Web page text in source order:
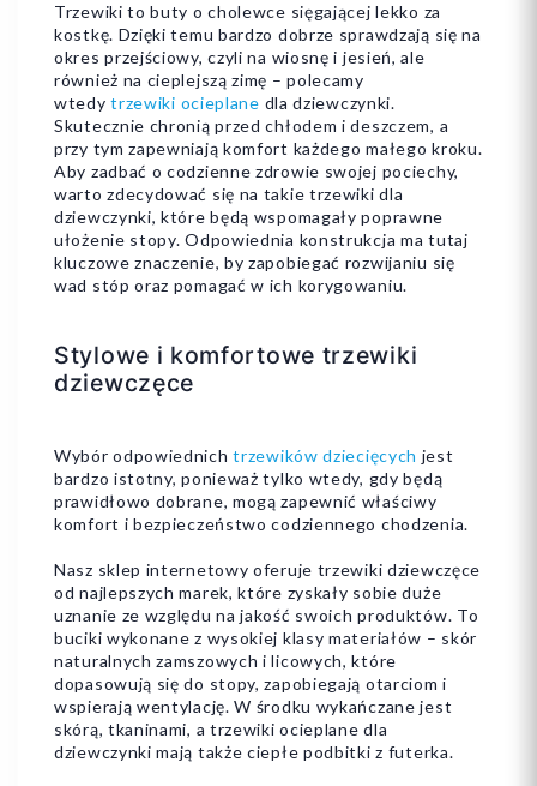
Trzewiki to buty o cholewce sięgającej lekko za
kostkę. Dzięki temu bardzo dobrze sprawdzają się na
okres przejściowy, czyli na wiosnę i jesień, ale
również na cieplejszą zimę – polecamy
wtedytrzewiki ocieplane dla dziewczynki.
Skutecznie chronią przed chłodem i deszczem, a
przy tym zapewniają komfort każdego małego kroku.
Aby zadbać o codzienne zdrowie swojej pociechy,
warto zdecydować się na takie trzewiki dla
dziewczynki, które będą wspomagały poprawne
ułożenie stopy. Odpowiednia konstrukcja ma tutaj
kluczowe znaczenie, by zapobiegać rozwijaniu się
wad stóp oraz pomagać w ich korygowaniu.
Stylowe i komfortowe trzewiki
dziewczęce
Wybór odpowiednichtrzewików dziecięcych jest
bardzo istotny, ponieważ tylko wtedy, gdy będą
prawidłowo dobrane, mogą zapewnić właściwy
komfort i bezpieczeństwo codziennego chodzenia.
Nasz sklep internetowy oferuje trzewiki dziewczęce
od najlepszych marek, które zyskały sobie duże
uznanie ze względu na jakość swoich produktów. To
buciki wykonane z wysokiej klasy materiałów – skór
naturalnych zamszowych i licowych, które
dopasowują się do stopy, zapobiegają otarciom i
wspierają wentylację. W środku wykańczane jest
skórą, tkaninami, a trzewiki ocieplane dla
dziewczynki mają także ciepłe podbitki z futerka.